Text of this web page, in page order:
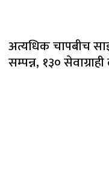
अत्यधिक चापबीच
सम्पन्न, १३०